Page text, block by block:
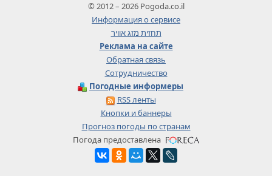
© 2012 – 2026 Pogoda.co.il
Информация о сервисе
תחזית מזג אוויר
Реклама на сайте
Обратная связь
Сотрудничество
Погодные информеры
RSS ленты
Кнопки и баннеры
Прогноз погоды по странам
Погода предоставлена